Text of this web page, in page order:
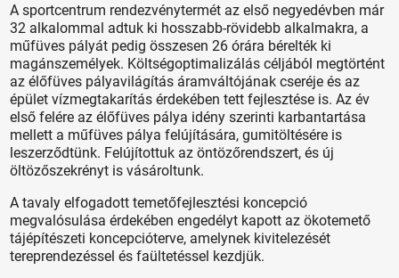
A sportcentrum rendezvénytermét az első negyedévben már
32 alkalommal adtuk ki hosszabb-rövidebb alkalmakra, a
műfüves pályát pedig összesen 26 órára bérelték ki
magánszemélyek. Költségoptimalizálás céljából megtörtént
az élőfüves pályavilágítás áramváltójának cseréje és az
épület vízmegtakarítás érdekében tett fejlesztése is. Az év
első felére az élőfüves pálya idény szerinti karbantartása
mellett a műfüves pálya felújítására, gumitöltésére is
leszerződtünk. Felújítottuk az öntözőrendszert, és új
öltözőszekrényt is vásároltunk.
A tavaly elfogadott temetőfejlesztési koncepció
megvalósulása érdekében engedélyt kapott az ökotemető
tájépítészeti koncepcióterve, amelynek kivitelezését
tereprendezéssel és faültetéssel kezdjük.